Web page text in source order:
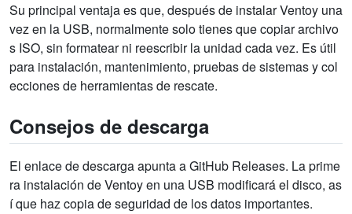
Su principal ventaja es que, después de instalar Ventoy una
vez en la USB, normalmente solo tienes que copiar archivo
s ISO, sin formatear ni reescribir la unidad cada vez. Es útil
para instalación, mantenimiento, pruebas de sistemas y col
ecciones de herramientas de rescate.
Consejos de descarga
El enlace de descarga apunta a GitHub Releases. La prime
ra instalación de Ventoy en una USB modificará el disco, as
í que haz copia de seguridad de los datos importantes.